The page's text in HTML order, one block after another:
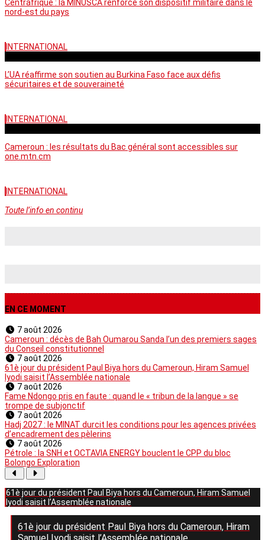
Centrafrique : la MINUSCA renforce son dispositif militaire dans le
nord-est du pays
INTERNATIONAL
L’UA réaffirme son soutien au Burkina Faso face aux défis
sécuritaires et de souveraineté
INTERNATIONAL
Cameroun : les résultats du Bac général sont accessibles sur
one.mtn.cm
INTERNATIONAL
Toute l’info en continu
EN CE MOMENT
7 août 2026
Cameroun : décès de Bah Oumarou Sanda l’un des premiers sages
du Conseil constitutionnel
7 août 2026
61è jour du président Paul Biya hors du Cameroun, Hiram Samuel
Iyodi saisit l’Assemblée nationale
7 août 2026
Fame Ndongo pris en faute : quand le « tribun de la langue » se
trompe de subjonctif
7 août 2026
Hadj 2027 : le MINAT durcit les conditions pour les agences privées
d’encadrement des pèlerins
7 août 2026
Pétrole : la SNH et OCTAVIA ENERGY bouclent le CPP du bloc
Bolongo Exploration
61è jour du président Paul Biya hors du Cameroun, Hiram Samuel
Iyodi saisit l’Assemblée nationale
61è jour du président Paul Biya hors du Cameroun, Hiram